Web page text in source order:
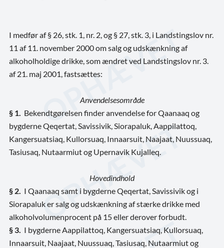
I medfør af § 26, stk. 1, nr. 2, og § 27, stk. 3, i Landstingslov nr.
11 af 11. november 2000 om salg og udskænkning af
alkoholholdige drikke, som ændret ved Landstingslov nr. 3.
af 21. maj 2001, fastsættes:
Anvendelsesområde
§ 1.
Bekendtgørelsen finder anvendelse for Qaanaaq og
bygderne Qeqertat, Savissivik, Siorapaluk, Aappilattoq,
Kangersuatsiaq, Kullorsuaq, Innaarsuit, Naajaat, Nuussuaq,
Tasiusaq, Nutaarmiut og Upernavik Kujalleq.
Hovedindhold
§ 2. I Qaanaaq samt i bygderne Qeqertat, Savissivik og i
Siorapaluk er salg og udskænkning af stærke drikke med
alkoholvolumenprocent på 15 eller derover forbudt.
§ 3. I bygderne Aappilattoq, Kangersuatsiaq, Kullorsuaq,
Innaarsuit, Naajaat, Nuussuaq, Tasiusaq, Nutaarmiut og